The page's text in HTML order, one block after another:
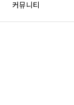
커뮤니티